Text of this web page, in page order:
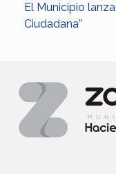
El Municipio
Ciudadana”